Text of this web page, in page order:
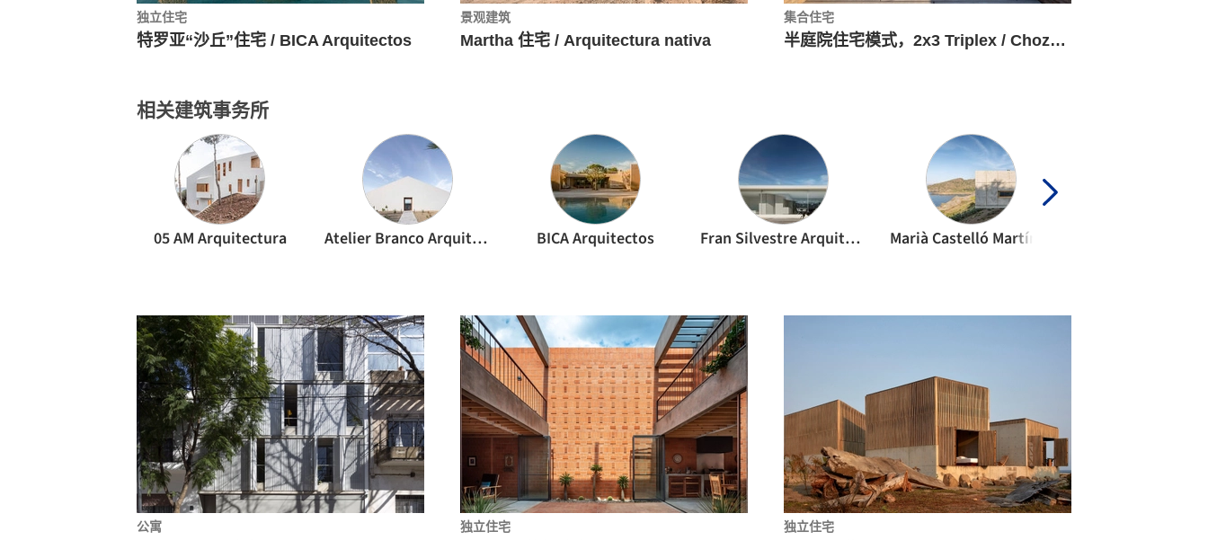
独立住宅
特罗亚“沙丘”住宅 / BICA Arquitectos
景观建筑
Martha 住宅 / Arquitectura nativa
集合住宅
半庭院住宅模式，2x3 Triplex / Choza. Espacio de Arquitectura
相关建筑事务所
05 AM Arquitectura Atelier Branco Arquitetura BICA Arquitectos Fran Silvestre Arquitectos Marià Castelló Martínez
公寓 独立住宅 独立住宅